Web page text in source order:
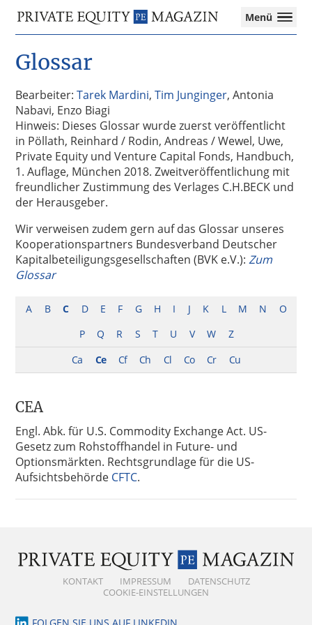
Hauptnavigation
springen
Inhalt
springen
Private
Equity
Das
für
Private
Equity-
Branche
–
Investment
Funds
I
M&A
Tax
Menü
Glossar
Bearbeiter:Tarek Mardini,Tim Junginger, Antonia
Nabavi, Enzo Biagi
Hinweis: Dieses Glossar wurde zuerst veröffentlicht
in Pöllath, Reinhard / Rodin, Andreas / Wewel, Uwe,
Private Equity und Venture Capital Fonds, Handbuch,
1. Auflage, München 2018. Zweitveröffentlichung mit
freundlicher Zustimmung des Verlages C.H.BECK und
der Herausgeber.
Wir verweisen zudem gern auf das Glossar unseres
Kooperationspartners Bundesverband Deutscher
Kapitalbeteiligungsgesellschaften (BVK e.V.):Zum
Glossar
A B C D E F G H I J K L M N
O
P
Q R S T U V W
Z
Ca
Ce Cf Ch Cl Co Cr Cu
CEA
Engl. Abk. für U.S. Commodity Exchange Act. US-
Gesetz zum Rohstoffhandel in Future- und
Optionsmärkten. Rechtsgrundlage für die US-
Aufsichtsbehörde CFTC.
KONTAKT IMPRESSUM
DATENSCHUTZ
COOKIE-EINSTELLUNGEN